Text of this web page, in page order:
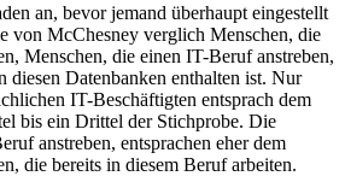
an, bevor jemand überhaupt eingestellt
von McChesney verglich Menschen, die
Menschen, die einen IT-Beruf anstreben,
diesen Datenbanken enthalten ist. Nur
IT-Beschäftigten entsprach dem
bis ein Drittel der Stichprobe. Die
anstreben, entsprachen eher dem
die bereits in diesem Beruf arbeiten.